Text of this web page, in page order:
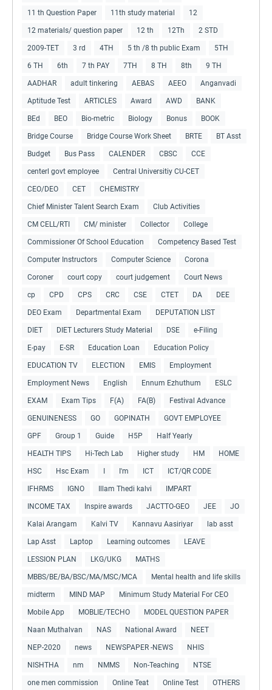
11 th Question Paper 11th study material 12
12 materials/ question paper 12 th 12Th 2 STD
2009-TET 3 rd 4TH 5 th /8 th public Exam 5TH
6 TH 6th 7 th PAY 7TH 8 TH 8th 9 TH
AADHAR adult tinkering AEBAS AEEO Anganvadi
Aptitude Test ARTICLES Award AWD BANK
BEd BEO Bio-metric Biology Bonus BOOK
Bridge Course Bridge Course Work Sheet BRTE BT Asst
Budget Bus Pass CALENDER CBSC CCE
centerl govt employee Central Universitiy CU-CET
CEO/DEO CET CHEMISTRY
Chief Minister Talent Search Exam Club Activities
CM CELL/RTI CM/ minister Collector College
Commissioner Of School Education Competency Based Test
Computer Instructors Computer Science Corona
Coroner court copy court judgement Court News
cp CPD CPS CRC CSE CTET DA DEE
DEO Exam Departmental Exam DEPUTATION LIST
DIET DIET Lecturers Study Material DSE e-Filing
E-pay E-SR Education Loan Education Policy
EDUCATION TV ELECTION EMIS Employment
Employment News English Ennum Ezhuthum ESLC
EXAM Exam Tips F(A) FA(B) Festival Advance
GENUINENESS GO GOPINATH GOVT EMPLOYEE
GPF Group 1 Guide H5P Half Yearly
HEALTH TIPS Hi-Tech Lab Higher study HM HOME
HSC Hsc Exam I'm ICT ICT/QR CODE
IFHRMS IGNO Illam Thedi kalvi IMPART
INCOME TAX Inspire awards JACTTO-GEO JEE JO
Kalai Arangam Kalvi TV Kannavu Aasiriyar lab asst
Lap Asst Laptop Learning outcomes LEAVE
LESSION PLAN LKG/UKG MATHS
MBBS/BE/BA/BSC/MA/MSC/MCA Mental health and life skills
midterm MIND MAP Minimum Study Material For CEO
Mobile App MOBLIE/TECHO MODEL QUESTION PAPER
Naan Muthalvan NAS National Award NEET
NEP-2020 news NEWSPAPER -NEWS NHIS
NISHTHA nm NMMS Non-Teaching NTSE
one men commission Online Teat Online Test OTHERS